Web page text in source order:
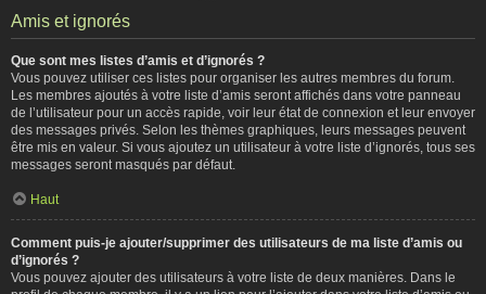
Amis et ignorés
Que sont mes listes d’amis et d’ignorés ?
Vous pouvez utiliser ces listes pour organiser les autres membres du forum.
Les membres ajoutés à votre liste d’amis seront affichés dans votre panneau
de l’utilisateur pour un accès rapide, voir leur état de connexion et leur envoyer
des messages privés. Selon les thèmes graphiques, leurs messages peuvent
être mis en valeur. Si vous ajoutez un utilisateur à votre liste d’ignorés, tous ses
messages seront masqués par défaut.
Haut
Comment puis-je ajouter/supprimer des utilisateurs de ma liste d’amis ou
d’ignorés ?
Vous pouvez ajouter des utilisateurs à votre liste de deux manières. Dans le